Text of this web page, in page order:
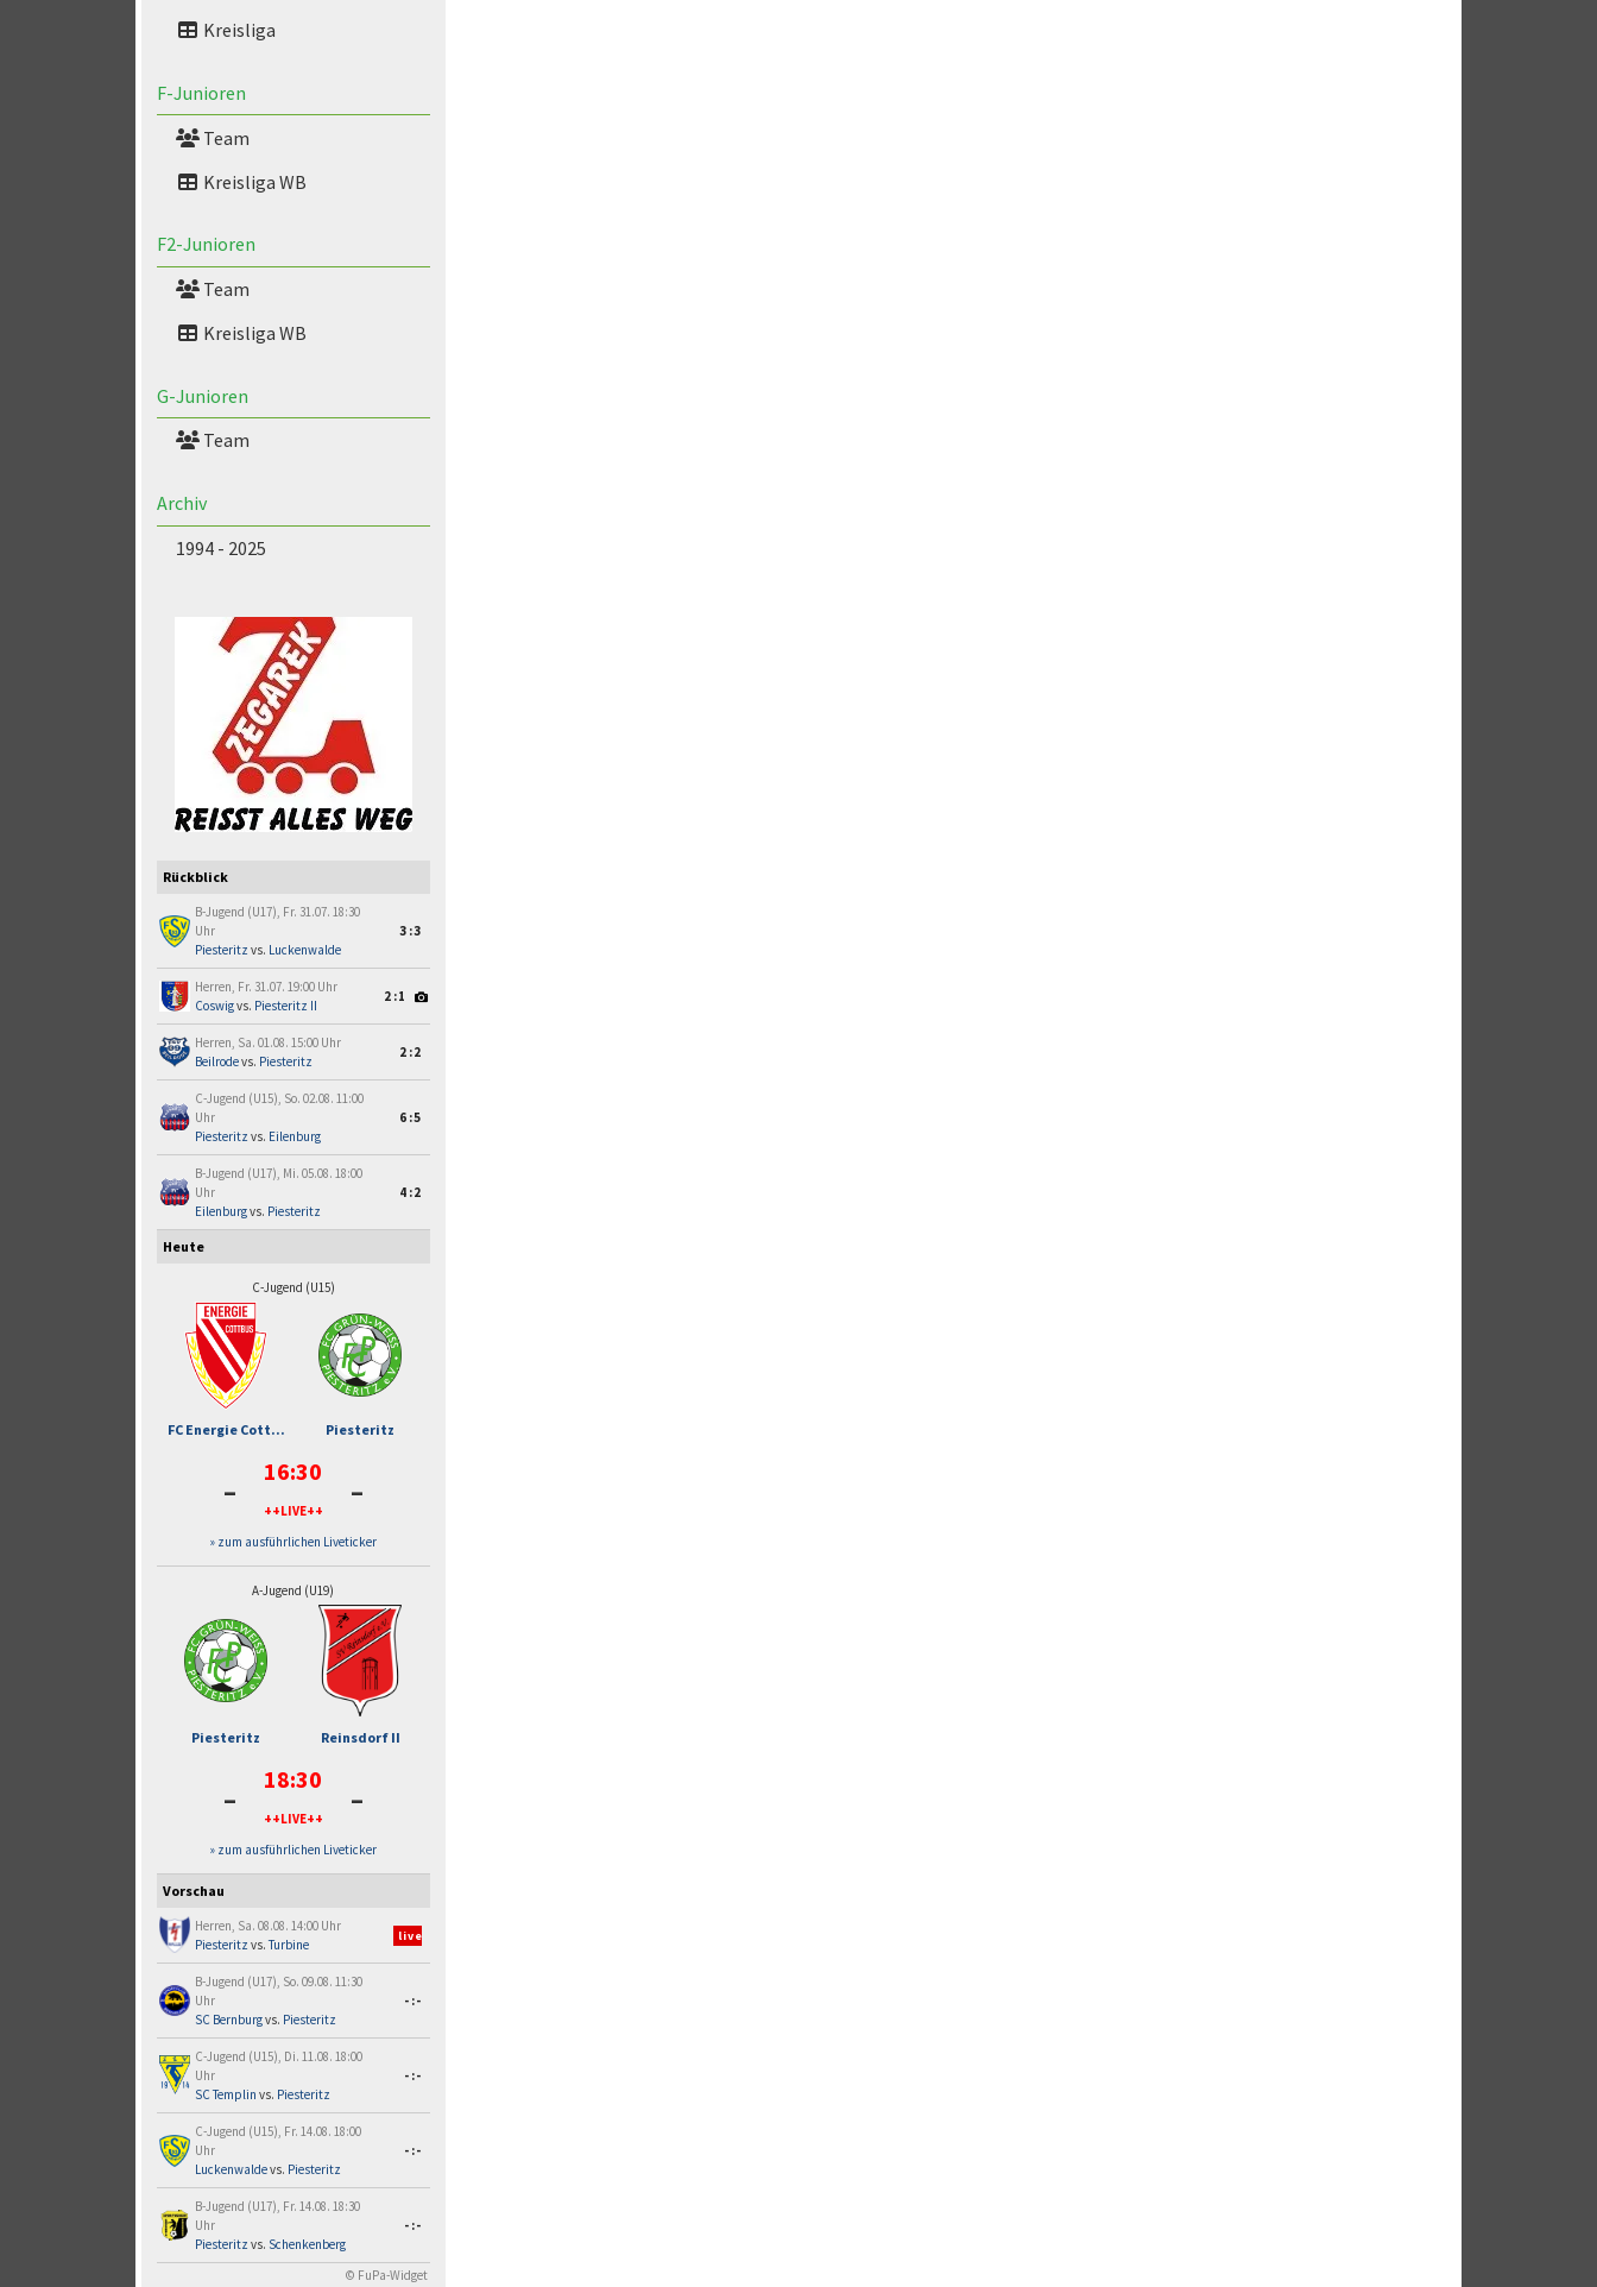
Kreisliga
F-Junioren
Team
Kreisliga WB
F2-Junioren
Team
Kreisliga WB
G-Junioren
Team
Archiv
1994 - 2025
Rückblick
B-Jugend (U17), Fr. 31.07. 18:30
Uhr
Piesteritz vs. Luckenwalde
3:3
Herren, Fr. 31.07. 19:00 Uhr
Coswigvs. Piesteritz II
2:1
Herren, Sa. 01.08. 15:00 Uhr
Beilrodevs. Piesteritz
2:2
C-Jugend (U15), So. 02.08. 11:00
Uhr
Piesteritz vs. Eilenburg
6:5
B-Jugend (U17), Mi. 05.08. 18:00
Uhr
Eilenburgvs. Piesteritz
4:2
Heute
C-Jugend (U15)
FC Energie Cott... Piesteritz
- 16:30
++LIVE++ -
» zum ausführlichen Liveticker
A-Jugend (U19)
Piesteritz Reinsdorf II
- 18:30
++LIVE++ -
» zum ausführlichen Liveticker
Vorschau
Herren, Sa. 08.08. 14:00 Uhr
Piesteritz vs.Turbine
live
B-Jugend (U17), So. 09.08. 11:30
Uhr
SC Bernburgvs. Piesteritz
-:-
C-Jugend (U15), Di. 11.08. 18:00
Uhr
SC Templin vs. Piesteritz
-:-
C-Jugend (U15), Fr. 14.08. 18:00
Uhr
Luckenwaldevs. Piesteritz
-:-
B-Jugend (U17), Fr. 14.08. 18:30
Uhr
Piesteritz vs. Schenkenberg
-:-
© FuPa-Widget